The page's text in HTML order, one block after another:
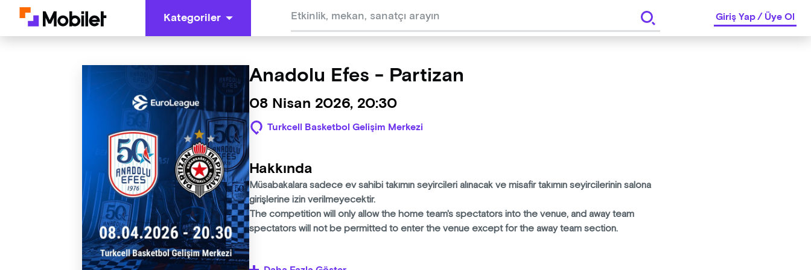
Kategoriler Giriş Yap/Üye Ol
Anadolu Efes - Partizan
08 Nisan 2026, 20:30
Turkcell Basketbol Gelişim Merkezi
Hakkında
Müsabakalara sadece ev sahibi takımın seyircileri alınacak ve misafir takımın seyircilerinin salona
girişlerine izin verilmeyecektir.
The competition will only allow the home team's spectators into the venue, and away team
spectators will not be permitted to enter the venue except for the away team section.
Zaferlerle, unutulmaz anılarla ve büyük bir aile olmanın gururuyla geçen yarım asırlık bir yolculuk.